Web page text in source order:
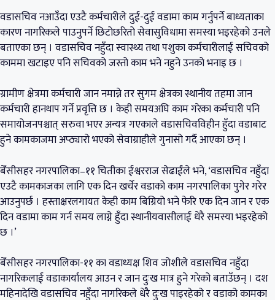
वडासचिव नआउँदा एउटै कर्मचारीले दुई-दुई वडामा काम गर्नुपर्ने बाध्यताका
कारण नागरिकले पाउनुपर्ने छिटोछरितो सेवासुविधामा समस्या भइरहेको उनले
बताएका छन् । वडासचिव नहुँदा स्वास्थ्य तथा पशुका कर्मचारीलाई सचिवको
काममा खटाइए पनि सचिवको जस्तो काम भने नहुने उनको भनाइ छ ।
ग्रामीण क्षेत्रमा कर्मचारी जान नमान्ने तर सुगम क्षेत्रका स्थानीय तहमा जान
कर्मचारी हानथाप गर्ने प्रवृत्ति छ । केही समयअघि काम गरेका कर्मचारी पनि
समायोजनपश्चात् सरुवा भएर अन्यत्र गएकाले वडासचिवविहीन हुँदा वडाबाट
हुने कामकाजमा अप्ठ्यारो भएको सेवाग्राहीले गुनासो गर्दै आएका छन् ।
बेँसीसहर नगरपालिका–११ चितीका ईश्वरराज सेढाईंले भने, ‘वडासचिव नहुँदा
एउटै कामकाजका लागि एक दिन खर्चेर वडाको काम नगरपालिका पुगेर गरेर
आउनुपर्छ । हस्ताक्षरलगायत केही काम बिग्रियो भने फेरि एक दिन जान र एक
दिन वडामा काम गर्न समय लाग्ने हुँदा स्थानीयवासीलाई धेरै समस्या भइरहेको
छ ।’
बेँसीसहर नगरपालिका-११ का वडाध्यक्ष शिव जोशीले वडासचिव नहुँदा
नागरिकलाई वडाकार्यालय आउन र जान दुःख मात्र हुने गरेको बताउँछन् । दश
महिनादेखि वडासचिव नहुँदा नागरिकले धेरै दुःख पाइरहेको र वडाको कामका